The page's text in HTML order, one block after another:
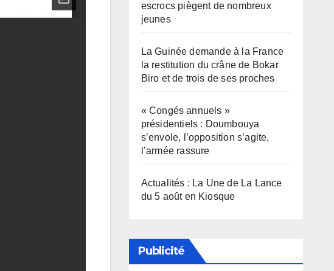
escrocs piègent de nombreux
jeunes
La Guinée demande à la France
la restitution du crâne de Bokar
Biro et de trois de ses proches
« Congés annuels »
présidentiels : Doumbouya
s’envole, l’opposition s’agite,
l’armée rassure
Actualités : La Une de La Lance
du 5 août en Kiosque
Publicité